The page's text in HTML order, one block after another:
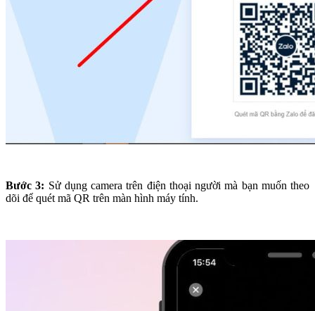
Bước 3: Sử dụng camera trên điện thoại người mà bạn muốn theo
dõi để quét mã QR trên màn hình máy tính.